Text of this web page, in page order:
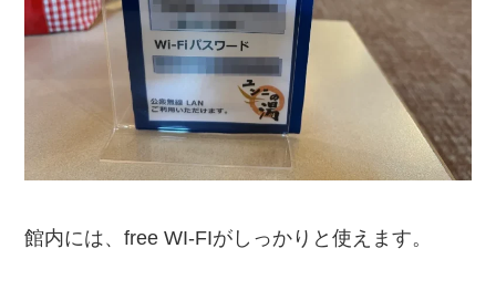
館内には、free WI-FIがしっかりと使えます。